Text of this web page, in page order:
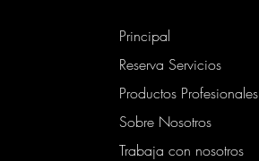
Principal
Reserva Servicios
Productos Profesionales
Sobre Nosotros
Trabaja con nosotros